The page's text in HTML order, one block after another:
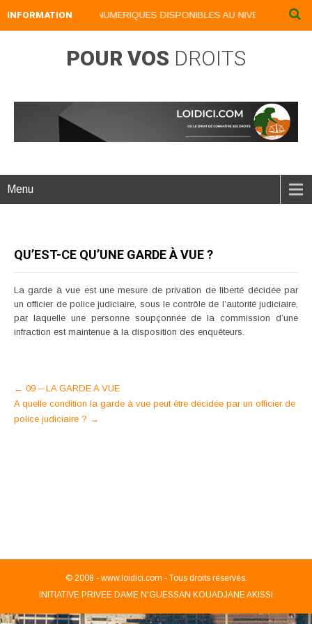
INFORMATION
NOS LIVRES NUMERIQUES DISPONIBLES AU NIVEAU DU
POUR VOS DROITS
Menu
QU’EST-CE QU’UNE GARDE À VUE ?
La garde à vue est une mesure de privation de liberté décidée par
un officier de police judiciaire, sous le contrôle de l’autorité judiciaire,
par laquelle une personne soupçonnée de la commission d’une
infraction est maintenue à la disposition des enquêteurs.
Post
navigation
← 09 – LA GARDE A VUE
A quelle condition la garde à vue peut être décidée par un officier de
police judiciaire ? →
© 2008 - www.loidici.com - Tous droits réservés.
INITIATIVE PRIVEE DAME N'GUESSAN KOUADJANE AKISSI